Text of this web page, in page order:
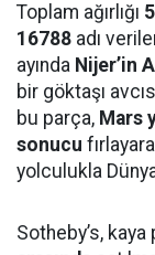
Toplam ağırlığı
16788 adı
ayında Nijer’in
bir göktaşı
bu parça, Mars
sonucu
yolculukla
Sotheby’s, kaya